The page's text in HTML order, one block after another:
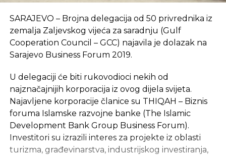
SARAJEVO – Brojna delegacija od 50 privrednika iz
zemalja Zaljevskog vijeća za saradnju (Gulf
Cooperation Council – GCC) najavila je dolazak na
Sarajevo Business Forum 2019.
U delegaciji će biti rukovodioci nekih od
najznačajnijih korporacija iz ovog dijela svijeta.
Najavljene korporacije članice su THIQAH – Biznis
foruma Islamske razvojne banke (The Islamic
Development Bank Group Business Forum).
Investitori su izrazili interes za projekte iz oblasti
turizma, građevinarstva, industrijskog investiranja,